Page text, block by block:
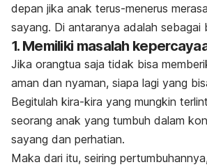
depan jika anak terus-menerus
sayang. Di antaranya adalah sebagai
1. Memiliki masalah
Jika orangtua saja tidak bisa
aman dan nyaman, siapa lagi yang
Begitulah kira-kira yang mungkin
seorang anak yang tumbuh dalam
sayang dan perhatian.
Maka dari itu, seiring